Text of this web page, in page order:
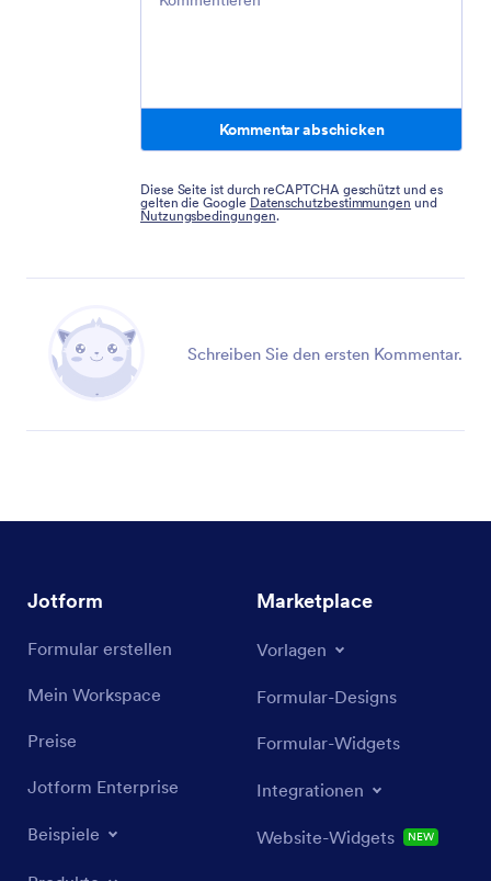
Kommentar abschicken
Diese Seite ist durch reCAPTCHA geschützt und es
gelten die Google Datenschutzbestimmungen und
Nutzungsbedingungen.
Schreiben Sie den ersten Kommentar.
Jotform
Formular erstellen
Mein Workspace
Preise
Jotform Enterprise
Beispiele
Marketplace
Vorlagen
Formular-Designs
Formular-Widgets
Integrationen
Website-Widgets NEW